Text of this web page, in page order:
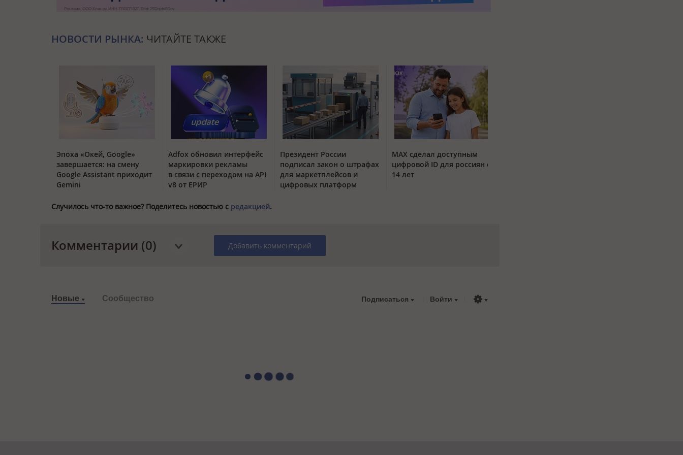
НОВОСТИ РЫНКА: ЧИТАЙТЕ ТАКЖЕ
Эпоха «Окей, Google»
завершается: на смену
Google Assistant приходит
Gemini
Adfox обновил интерфейс
маркировки рекламы
в связи с переходом на API
v8 от ЕРИР
Президент России
подписал закон о штрафах
для маркетплейсов и
цифровых платформ
MAX сделал доступным
цифровой ID для россиян с
14 лет
Случилось что-то важное? Поделитесь новостью с редакцией.
Комментарии (0) Добавить комментарий
Новые Сообщество Подписаться Войти